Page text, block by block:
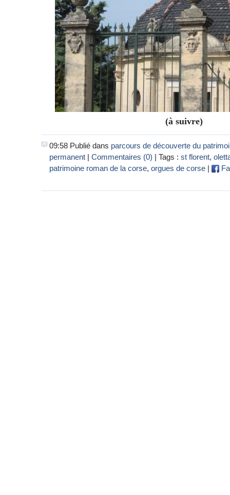
(à suivre)
09:58 Publié dans parcours de découverte du
permanent | Commentaires (0) | Tags : st florent,
patrimoine roman de la corse, orgues de corse |